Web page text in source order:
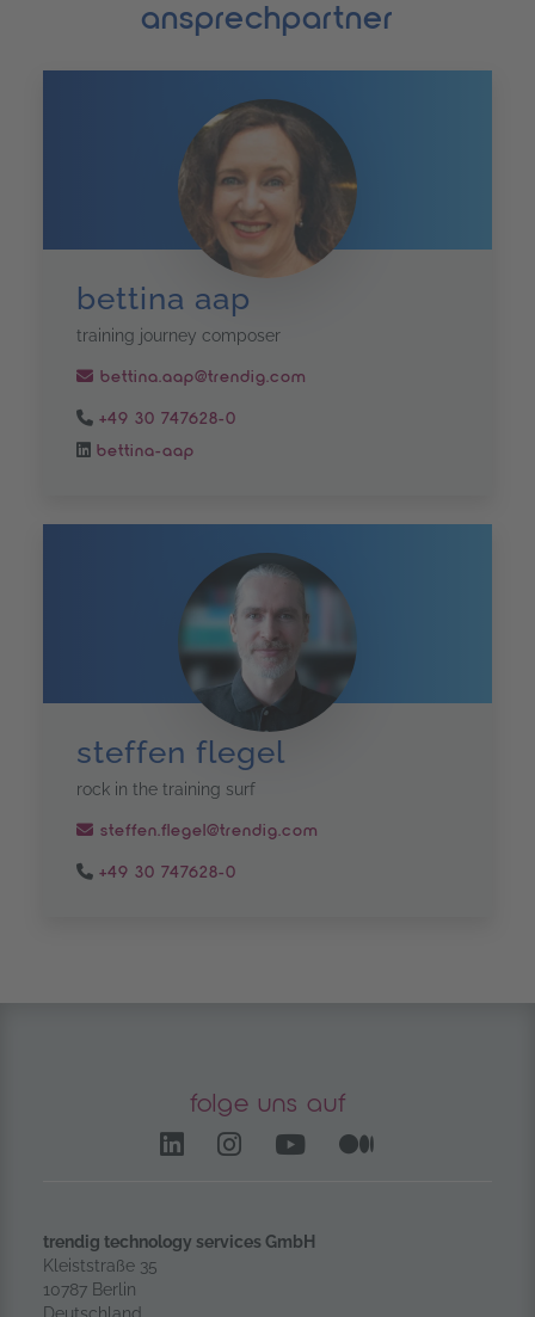
ansprechpartner
bettina aap
training journey composer
bettina.aap@trendig.com
+49 30 747628-0
bettina-aap
steffen flegel
rock in the training surf
steffen.flegel@trendig.com
+49 30 747628-0
folge uns auf
LinkedIn – öffnet in einem
Instagram öffnet in
YouTube
trendig technology services GmbH
Kleiststraße 35
10787 Berlin
Deutschland